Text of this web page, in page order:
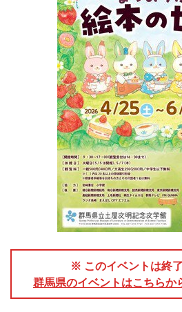
※ このイベントは終了
群馬県のイベントはこちらか